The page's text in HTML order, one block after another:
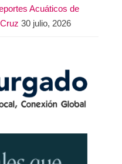
Acuáticos de
30 julio, 2026